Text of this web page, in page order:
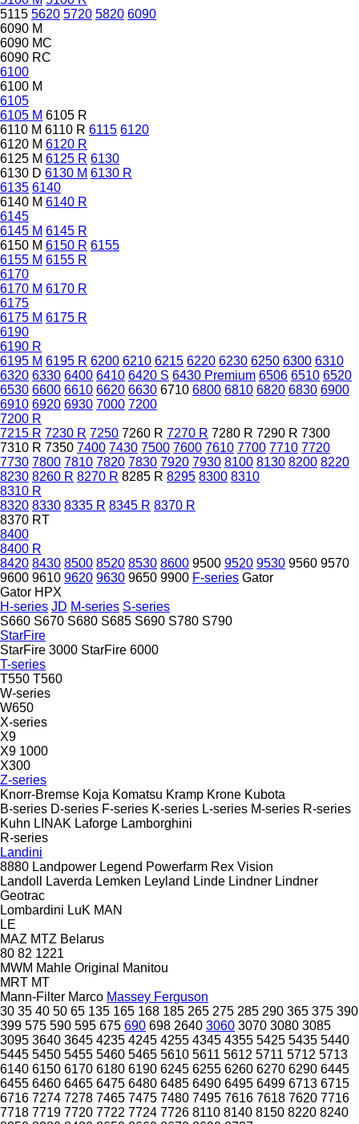
5115 5620 5720 5820 6090
6090 M
6090 MC
6090 RC
6100
6100 M
6105
6105 M 6105 R
6110 M 6110 R 6115 6120
6120 M 6120 R
6125 M 6125 R 6130
6130 D 6130 M 6130 R
6135 6140
6140 M 6140 R
6145
6145 M 6145 R
6150 M 6150 R 6155
6155 M 6155 R
6170
6170 M 6170 R
6175
6175 M 6175 R
6190
6190 R
6195 M 6195 R 6200 6210 6215 6220 6230 6250 6300 6310
6320 6330 6400 6410 6420 S 6430 Premium 6506 6510 6520
6530 6600 6610 6620 6630 6710 6800 6810 6820 6830 6900
6910 6920 6930 7000 7200
7200 R
7215 R 7230 R 7250 7260 R 7270 R 7280 R 7290 R 7300
7310 R 7350 7400 7430 7500 7600 7610 7700 7710 7720
7730 7800 7810 7820 7830 7920 7930 8100 8130 8200 8220
8230 8260 R 8270 R 8285 R 8295 8300 8310
8310 R
8320 8330 8335 R 8345 R 8370 R
8370 RT
8400
8400 R
8420 8430 8500 8520 8530 8600 9500 9520 9530 9560 9570
9600 9610 9620 9630 9650 9900 F-series Gator
Gator HPX
H-series JD M-series S-series
S660 S670 S680 S685 S690 S780 S790
StarFire
StarFire 3000 StarFire 6000
T-series
T550 T560
W-series
W650
X-series
X9
X9 1000
X300
Z-series
Knorr-Bremse Koja Komatsu Kramp Krone Kubota
B-series D-series F-series K-series L-series M-series R-series
Kuhn LINAK Laforge Lamborghini
R-series
Landini
8880 Landpower Legend Powerfarm Rex Vision
Landoll
Laverda Lemken Leyland Linde Lindner Lindner
Geotrac
Lombardini LuK MAN
LE
MAZ MTZ Belarus
80 82 1221
MWM Mahle Original
Manitou
MRT MT
Mann-Filter Marco Massey Ferguson
30 35 40 50 65 135 165 168 185 265 275 285 290 365 375 390
399 575 590 595 675 690 698 2640 3060 3070 3080 3085
3095 3640 3645 4235 4245 4255 4345 4355 5425 5435 5440
5445 5450 5455 5460 5465 5610 5611 5612 5711 5712 5713
6140 6150 6170 6180 6190 6245 6255 6260 6270 6290 6445
6455 6460 6465 6475 6480 6485 6490 6495 6499 6713 6715
6716 7274 7278 7465 7475 7480 7495 7616 7618 7620 7716
7718 7719 7720 7722 7724 7726 8110 8140 8150 8220 8240